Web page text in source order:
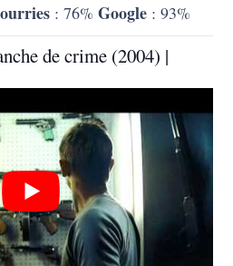
: 76%Google : 93%
de crime (2004) |